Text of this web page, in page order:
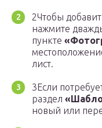
2Чтобы
нажмите
пункте
лист.
3Если
раздел
новый или